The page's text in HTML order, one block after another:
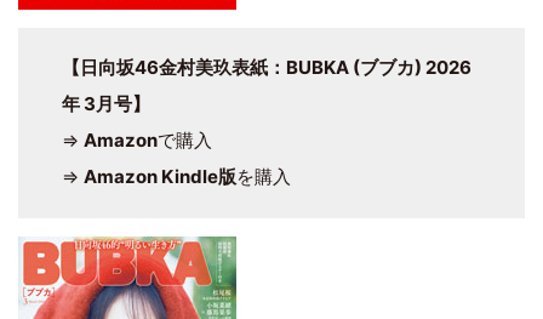
【日向坂46金村美玖表紙：BUBKA (ブブカ) 2026
年 3月号】
⇒ Amazonで購入
⇒ Amazon Kindle版を購入